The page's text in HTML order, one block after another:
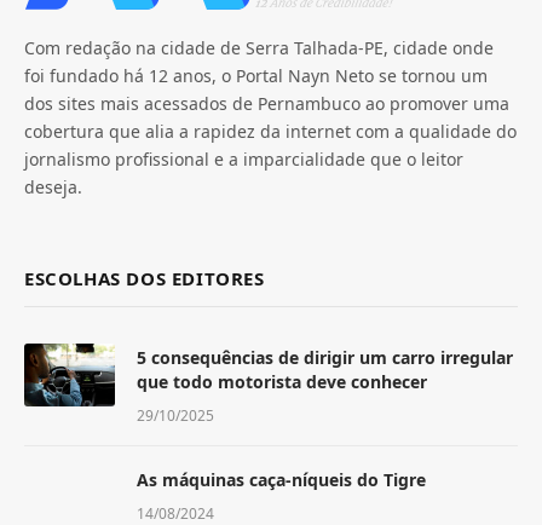
Com redação na cidade de Serra Talhada-PE, cidade onde
foi fundado há 12 anos, o Portal Nayn Neto se tornou um
dos sites mais acessados de Pernambuco ao promover uma
cobertura que alia a rapidez da internet com a qualidade do
jornalismo profissional e a imparcialidade que o leitor
deseja.
ESCOLHAS DOS EDITORES
5 consequências de dirigir um carro irregular
que todo motorista deve conhecer
29/10/2025
As máquinas caça-níqueis do Tigre
14/08/2024